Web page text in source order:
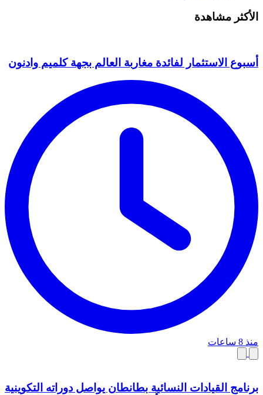
الأكثر مشاهدة
أسبوع الاستثمار لفائدة مغاربة العالم بجهة كلميم وادنون
منذ 8 ساعات
برنامج القيادات النسائية بطانطان يواصل دوراته التكوينية